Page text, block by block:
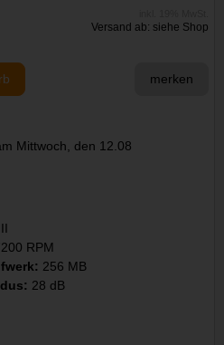
Versand ab: siehe Shop
merken
Mittwoch, den 12.08
RPM
256 MB
28 dB